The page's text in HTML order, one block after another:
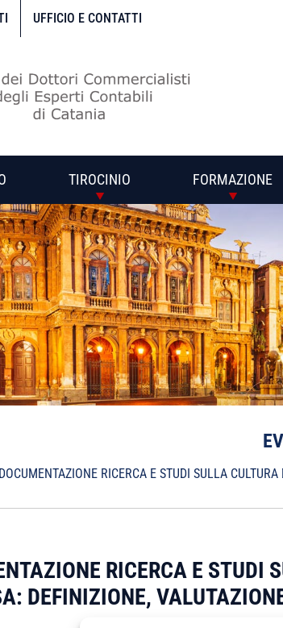
UFFICIO E CONTATTI
TIROCINIO FORMAZIONE
RICERCA E STUDI SULLA
RICERCA E STUDI
DEFINIZIONE,